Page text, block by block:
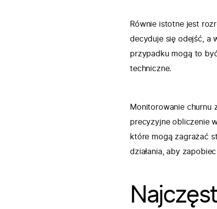
Równie istotne jest
decyduje się odejść, a
przypadku mogą to
techniczne.
Monitorowanie churnu
precyzyjne obliczenie
które mogą zagrażać
działania, aby